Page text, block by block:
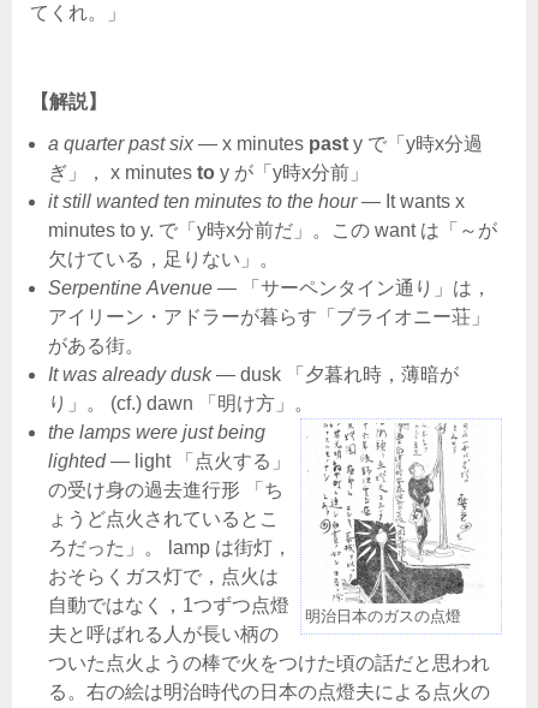
てくれ。」
【解説】
a quarter past six ― x minutes past y で「y時x分過
ぎ」， x minutes to y が「y時x分前」
it still wanted ten minutes to the hour― It wants x
minutes to y. で「y時x分前だ」。この want は「～が
欠けている，足りない」。
Serpentine Avenue ― 「サーペンタイン通り」は，
アイリーン・アドラーが暮らす「ブライオニー荘」
がある街。
It was already dusk― dusk 「夕暮れ時，薄暗が
り」。 (cf.) dawn 「明け方」。
明治日本のガスの点燈
the lamps were just being
lighted― light 「点火する」
の受け身の過去進行形 「ち
ょうど点火されているとこ
ろだった」。 lamp は街灯，
おそらくガス灯で，点火は
自動ではなく，1つずつ点燈
夫と呼ばれる人が長い柄の
ついた点火ようの棒で火をつけた頃の話だと思われ
る。右の絵は明治時代の日本の点燈夫による点火の